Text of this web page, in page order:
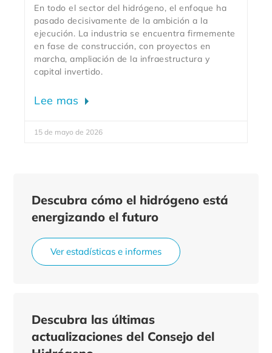
En todo el sector del hidrógeno, el enfoque ha
pasado decisivamente de la ambición a la
ejecución. La industria se encuentra firmemente
en fase de construcción, con proyectos en
marcha, ampliación de la infraestructura y
capital invertido.
Lee mas
15 de mayo de 2026
Descubra cómo el hidrógeno está
energizando el futuro
Ver estadísticas e informes
Descubra las últimas
actualizaciones del Consejo del